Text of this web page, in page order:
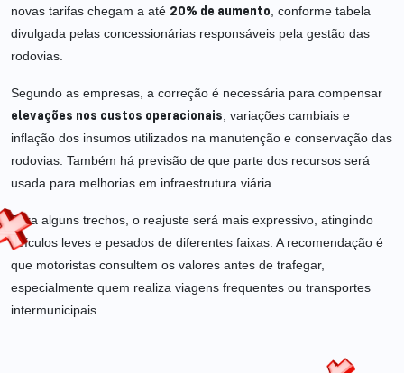
novas tarifas chegam a até 20% de aumento
, conforme tabela
divulgada pelas concessionárias responsáveis pela gestão das
rodovias.
Segundo as empresas, a correção é necessária para compensar
elevações nos custos operacionais
, variações cambiais e
inflação dos insumos utilizados na manutenção e conservação das
rodovias. Também há previsão de que parte dos recursos será
usada para melhorias em infraestrutura viária.
Para alguns trechos, o reajuste será mais expressivo, atingindo
veículos leves e pesados de diferentes faixas. A recomendação é
que motoristas consultem os valores antes de trafegar,
especialmente quem realiza viagens frequentes ou transportes
intermunicipais.